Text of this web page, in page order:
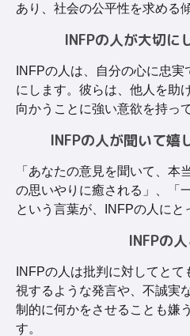
あり、社会の公平性を求める
INFPの人が大切に
INFPの人は、自分の心に忠
にします。彼らは、他人を助
向かうことに強い意欲を持っ
INFPの人が聞いて嬉
「あなたの意見を聞いて、
の思いやりに癒される」、「
という言葉が、INFPの人にと
INFPの
INFPの人は批判に対してと
視するような発言や、不誠実
制的に何かをさせることも嫌
す。